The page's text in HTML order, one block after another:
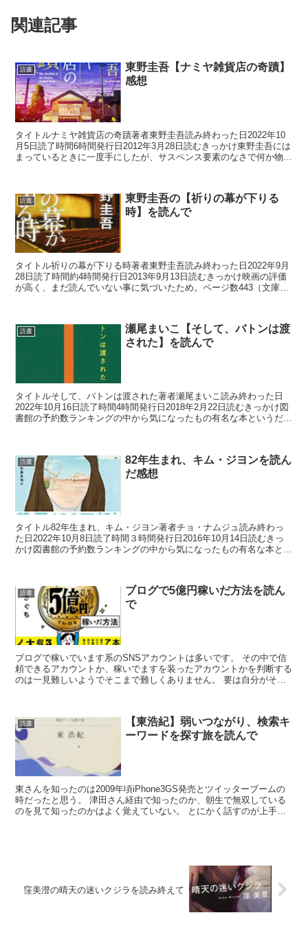
関連記事
読書
東野圭吾【ナミヤ雑貨店の奇蹟】
感想
タイトルナミヤ雑貨店の奇蹟著者東野圭吾読み終わった日2022年10
月5日読了時間6時間発行日2012年3月28日読むきっかけ東野圭吾には
まっているときに一度手にしたが、サスペンス要素のなさで何か物足
読書
東野圭吾の【祈りの幕が下りる
時】を読んで
タイトル祈りの幕が下りる時著者東野圭吾読み終わった日2022年9月
28日読了時間約4時間発行日2013年9月13日読むきっかけ映画の評価
が高く、まだ読んでいない事に気づいたため。ページ数443（文庫）
読書
瀬尾まいこ【そして、バトンは渡
された】を読んで
タイトルそして、バトンは渡された著者瀬尾まいこ読み終わった日
2022年10月16日読了時間4時間発行日2018年2月22日読むきっかけ図
書館の予約数ランキングの中から気になったもの有名な本というだけ
読書
82年生まれ、キム・ジヨンを読ん
だ感想
タイトル82年生まれ、キム・ジヨン著者チョ・ナムジュ読み終わっ
た日2022年10月8日読了時間３時間発行日2016年10月14日読むきっ
かけ図書館の予約数ランキングの中から気になったもの有名な本とい
読書
ブログで5億円稼いだ方法を読ん
で
ブログで稼いでいます系のSNSアカウントは多いです。 その中で信
頼できるアカウントか、稼いでますを装ったアカウントかを判断する
のは一見難しいようでそこまで難しくありません。 要は自分がその
読書
【東浩紀】弱いつながり、検索キ
ーワードを探す旅を読んで
東さんを知ったのは2009年頃iPhone3GS発売とツイッターブームの
時だったと思う。 津田さん経由で知ったのか、朝生で無双している
のを見て知ったのかはよく覚えていない。 とにかく話すのが上手
窪美澄の晴天の迷いクジラを読み終えて